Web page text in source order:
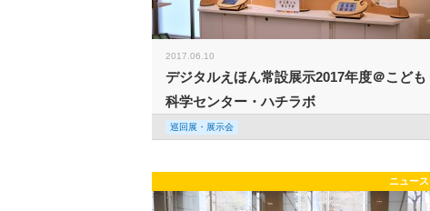
2017.06.10
デジタルえほん常設展示2017年度＠こども
科学センター・ハチラボ
巡回展・展示会
ニュース